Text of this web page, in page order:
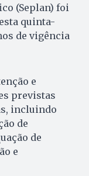
(Seplan) foi
quinta-
de vigência
e
previstas
incluindo
de
de
e